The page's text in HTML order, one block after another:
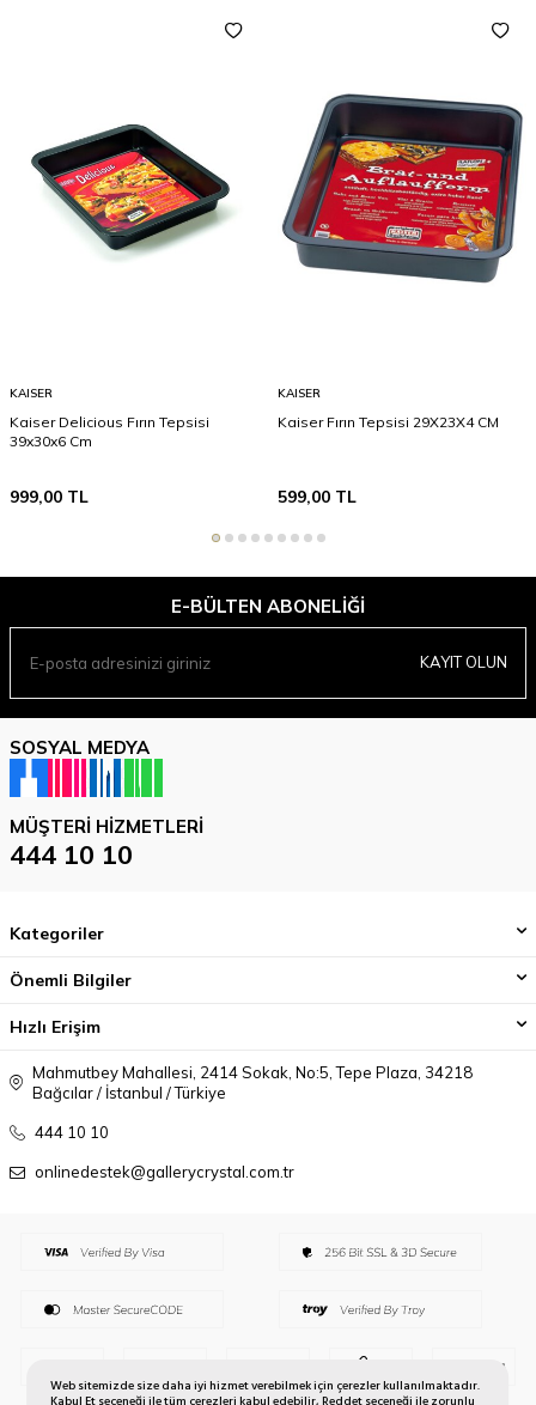
Web sitemizde size daha iyi hizmet verebilmek için çerezler kullanılmaktadır.
Kabul Et seçeneği ile tüm çerezleri kabul edebilir, Reddet seçeneği ile zorunlu
KAISER
Kaiser Delicious Fırın Tepsisi
39x30x6 Cm
999,00 TL
KAISER
Kaiser Fırın Tepsisi 29X23X4 CM
599,00TL
E-BÜLTEN ABONELIĞI
KAYIT OLUN
SOSYAL MEDYA
MÜŞTERI HIZMETLERI
444 10 10
Kategoriler
Önemli Bilgiler
Hızlı Erişim
Mahmutbey Mahallesi, 2414 Sokak, No:5, Tepe Plaza, 34218
Bağcılar / İstanbul / Türkiye
444 10 10
onlinedestek@gallerycrystal.com.tr